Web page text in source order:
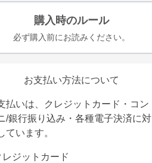
購入時のルール
必ず購入前にお読みください。
お支払い方法について
払いは、クレジットカード・コン
/銀行振り込み・各種電子決済に対
ています。
レジットカード